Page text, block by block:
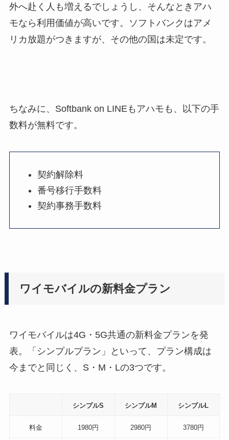
外へ赴く人も増えるでしょうし、そんなときアハ
モなら利用価値が高いです。ソフトバンクはアメ
リカ放題がつきますが、その他の国は未定です。
ちなみに、Softbank on LINEもアハモも、以下の手
数料が無料です。
契約解除料
番号移行手数料
契約事務手数料
ワイモバイルの新料金プラン
ワイモバイルは4G・5G共通の新料金プランを発
表。「シンプルプラン」といって、プラン構成は
今までと同じく、S・M・Lの3つです。
シンプルS シンプルM シンプルL
料金 1980円 2980円 3780円